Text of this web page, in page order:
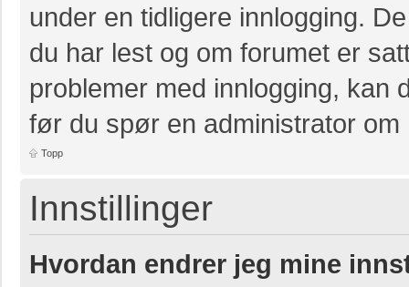
under en tidligere innlogging.
du har lest og om forumet er
problemer med innlogging,
før du spør en administrator
Topp
Innstillinger
Hvordan endrer jeg mine